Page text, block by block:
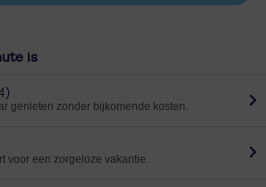
is
genieten zonder bijkomende kosten.
voor een zorgeloze vakantie.